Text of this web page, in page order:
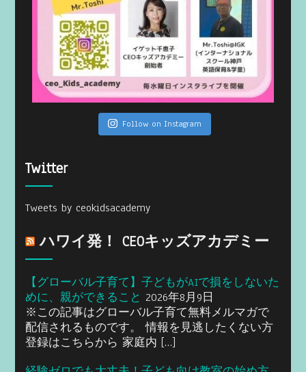
Follow on Instagram
Twitter
Tweets by ceokidsacademy
ハワイ発！ CEOキッズアカデミー
【グローバル子育て】子どもがAIで損をしないた
めに、親ができること 2026年8月9日
※この記事はグローバル子育て無料メルマガで
配信されるものです。 情報を見逃したくない方
登録はこちらから 家庭内 […]